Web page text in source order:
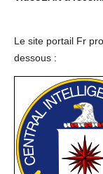
Le site portail Fr
dessous :